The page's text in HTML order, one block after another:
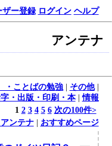
ザー登録 ログイン ヘルプ
アンテナ
・ことばの勉強| その他|
・出版・印刷・本|情報
1 2 3 4 5 6 次の100件>
ンテナ| おすすめページ